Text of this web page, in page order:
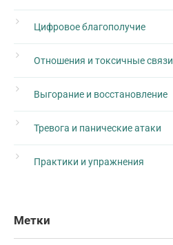
Цифровое благополучие
Отношения и токсичные связи
Выгорание и восстановление
Тревога и панические атаки
Практики и упражнения
Метки